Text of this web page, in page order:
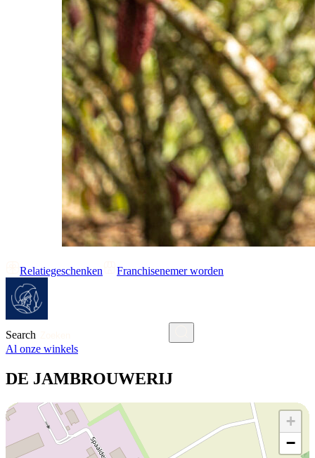
Relatiegeschenken Franchisenemer worden
Search
Al onze winkels
DE JAMBROUWERIJ
+
−